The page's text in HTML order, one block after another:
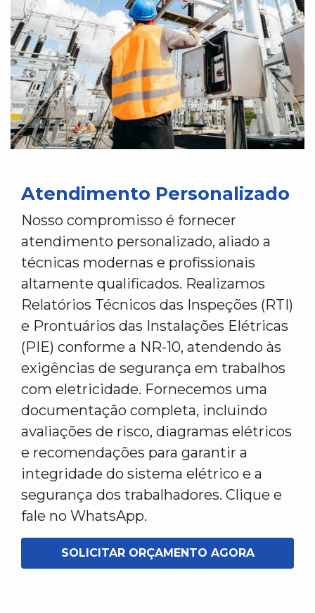
Atendimento Personalizado
Nosso compromisso é fornecer
atendimento personalizado, aliado a
técnicas modernas e profissionais
altamente qualificados. Realizamos
Relatórios Técnicos das Inspeções (RTI)
e Prontuários das Instalações Elétricas
(PIE) conforme a NR-10, atendendo às
exigências de segurança em trabalhos
com eletricidade. Fornecemos uma
documentação completa, incluindo
avaliações de risco, diagramas elétricos
e recomendações para garantir a
integridade do sistema elétrico e a
segurança dos trabalhadores. Clique e
fale no WhatsApp.
SOLICITAR ORÇAMENTO AGORA